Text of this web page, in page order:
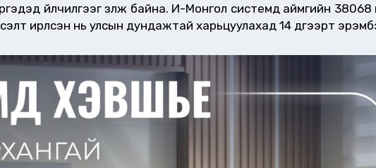
үйлчилгээг үзүүлж байна. И-Монгол системд аймгийн 38068
ирүүлсэн нь улсын дундажтай харьцуулахад 14 дүгээрт